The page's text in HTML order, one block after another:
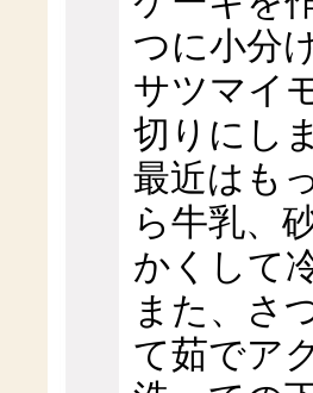
つに小分
サツマイ
切りにし
最近はも
ら牛乳、
かくして
また、さ
て茹でア